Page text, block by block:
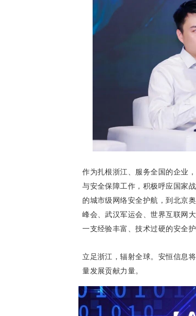
作为扎根浙江、服务全国的企业
与安全保障工作，积极呼应国家
的城市级网络安全护航，到北京
峰会、武汉军运会、世界互联网
一支经验丰富、技术过硬的安全
立足浙江，辐射全球。安恒信息
量发展贡献力量。